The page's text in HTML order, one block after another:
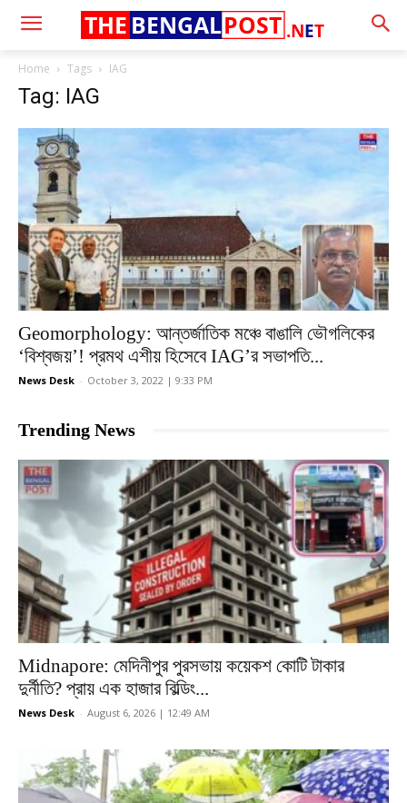
.NET
THE BENGALPOST
Home Tags IAG
Tag: IAG
Geomorphology: আন্তর্জাতিক মঞ্চে বাঙালি ভৌগলিকের
‘বিশ্বজয়’! প্রমথ এশীয় হিসেবে IAG’র সভাপতি...
News Desk - October 3, 2022 | 9:33 PM
Trending News
Midnapore: মেদিনীপুর পুরসভায় কয়েকশ কোটি টাকার
দুর্নীতি? প্রায় এক হাজার বিল্ডিং...
News Desk - August 6, 2026 | 12:49 AM